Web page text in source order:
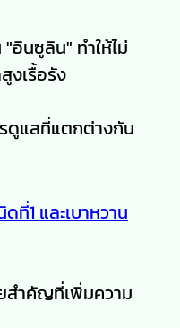
อินซูลิน" ทำให้ไม่
งเรื้อรัง
ดูแลที่แตกต่างกัน
ที่1 และเบาหวาน
สำคัญที่เพิ่มความ